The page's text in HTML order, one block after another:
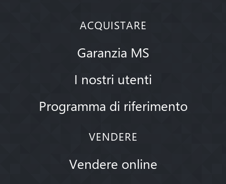
ACQUISTARE
Garanzia MS
I nostri utenti
Programma di riferimento
VENDERE
Vendere online